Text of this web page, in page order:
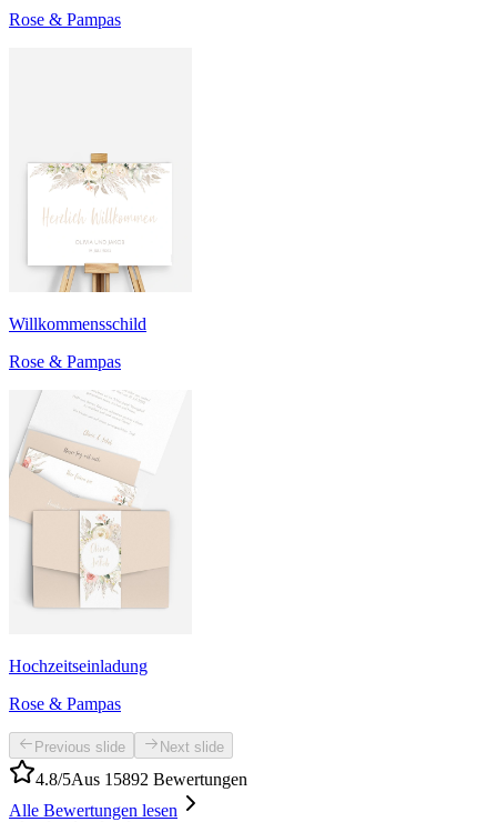
Rose & Pampas
Willkommensschild
Rose & Pampas
Hochzeitseinladung
Rose & Pampas
Previous slide Next slide
4.8/5Aus 15892 Bewertungen
Alle Bewertungen lesen